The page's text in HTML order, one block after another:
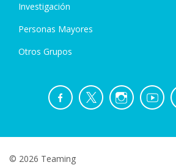
Investigación
Personas Mayores
Otros Grupos
© 2026 Teaming